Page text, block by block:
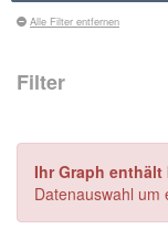
Alle Filter entfernen
Filter
Ihr Graph enthält
Datenauswahl um